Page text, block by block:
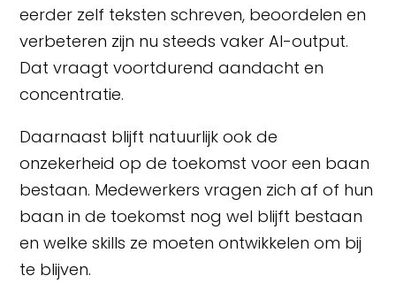
eerder zelf teksten schreven, beoordelen en
verbeteren zijn nu steeds vaker AI-output.
Dat vraagt voortdurend aandacht en
concentratie.
Daarnaast blijft natuurlijk ook de
onzekerheid op de toekomst voor een baan
bestaan. Medewerkers vragen zich af of hun
baan in de toekomst nog wel blijft bestaan
en welke skills ze moeten ontwikkelen om bij
te blijven.